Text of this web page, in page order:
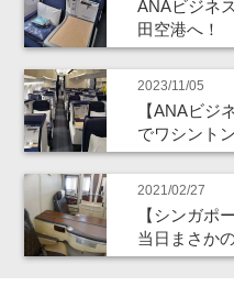
ANAビジネ
田空港へ！
2023/11/05
【ANAビジ
でワシント
2021/02/27
【シンガポ
当日まさか